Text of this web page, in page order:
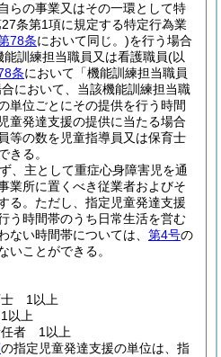
らの事業又はその一環として特
条第1項に規定する特定行為業
78条において同じ。)を行う場合
訓練担当職員又は看護職員(以
条において「機能訓練担当職員
において、当該機能訓練担当職
単位ごとにその提供を行う時間
童発達支援の提供に当たる場合
等の数を児童指導員又は保育士
きる。
、主として重症心身障害児を通
業所に置くべき従業者およびそ
る。 ただし、指定児童発達支援
う時間帯のうち日常生活を営む
ない時間帯については、 第4号の
いことができる。
士 1以上
以上
任者 1以上
の指定児童発達支援の単位は、指